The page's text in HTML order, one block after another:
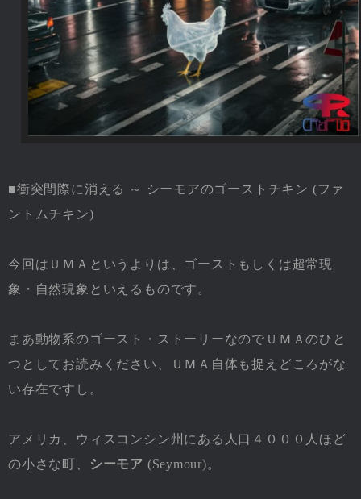
■衝突間際に消える ～ シーモアのゴーストチキン (ファ
ントムチキン)
今回はＵＭＡというよりは、ゴーストもしくは超常現
象・自然現象といえるものです。
まあ動物系のゴースト・ストーリーなのでＵＭＡのひと
つとしてお読みください、ＵＭＡ自体も捉えどころがな
い存在ですし。
アメリカ、ウィスコンシン州にある人口４０００人ほど
の小さな町、
シーモア (Seymour)。